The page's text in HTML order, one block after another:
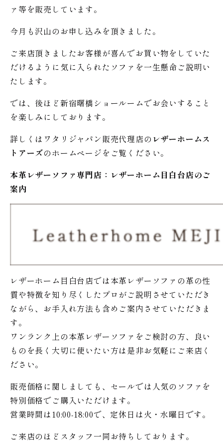
ァ等を販売しています。
今月も沢山のお申し込みを頂きました。
ご来店頂きましたお客様が喜んでお買い物をしていた
だけるように気に入られたソファを一生懸命ご説明い
たします。
では、後ほど新宿曙橋ショールームでお会いすること
を楽しみにしております。
詳しくはワタリジャパン販売代理店の レザーホームス
トアーズのホームページをご覧ください。
本革レザーソファ専門店：レザーホーム 目白台店のご
案内
レザーホーム目白台店では本革レザーソファの革の性
質や特徴を知り尽くしたプロがご説明させていただき
ながら、お手入れ方法も含めご案内させていただきま
す。
ワンランク上の本革レザーソファをご検討の方、良い
ものを長く大切に使いたい方は是非お気軽にご来店く
ださい。
販売価格に関しましても、セールでは人気のソファを
特別価格でご購入いただけます。
営業時間は10:00-18:00で、定休日は火・水曜日です。
ご来店のほどスタッフ一同お待ちしております。